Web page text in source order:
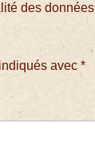
des données
avec*